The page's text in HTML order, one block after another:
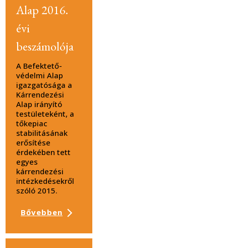
Alap 2016.
évi
beszámolója
A Befektető-
védelmi Alap
igazgatósága a
Kárrendezési
Alap irányító
testületeként, a
tőkepiac
stabilitásának
erősítése
érdekében tett
egyes
kárrendezési
intézkedésekről
szóló 2015.
Bővebben